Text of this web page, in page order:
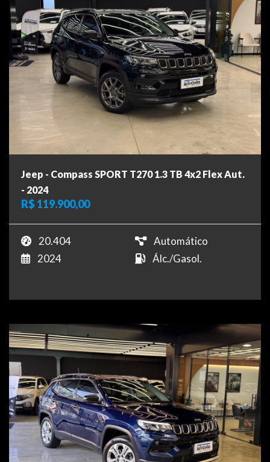
Jeep - Compass SPORT T270 1.3 TB 4x2 Flex Aut.
- 2024
R$ 119.900,00
20.404
Automático
2024
Álc./Gasol.